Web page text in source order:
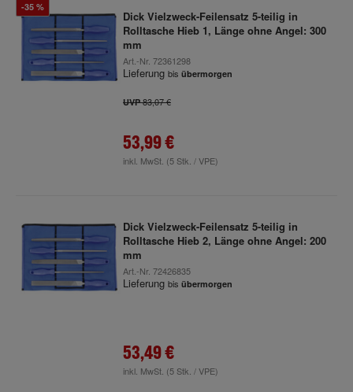
-35 %
Dick Vielzweck-Feilensatz 5-teilig in
Rolltasche Hieb 1, Länge ohne Angel: 300
mm
Art.-Nr. 72361298
Lieferung bis übermorgen
UVP83,07 €
53,99 €
inkl. MwSt. (5 Stk. / VPE)
Dick Vielzweck-Feilensatz 5-teilig in
Rolltasche Hieb 2, Länge ohne Angel: 200
mm
Art.-Nr. 72426835
Lieferung bis übermorgen
53,49 €
inkl. MwSt. (5 Stk. / VPE)